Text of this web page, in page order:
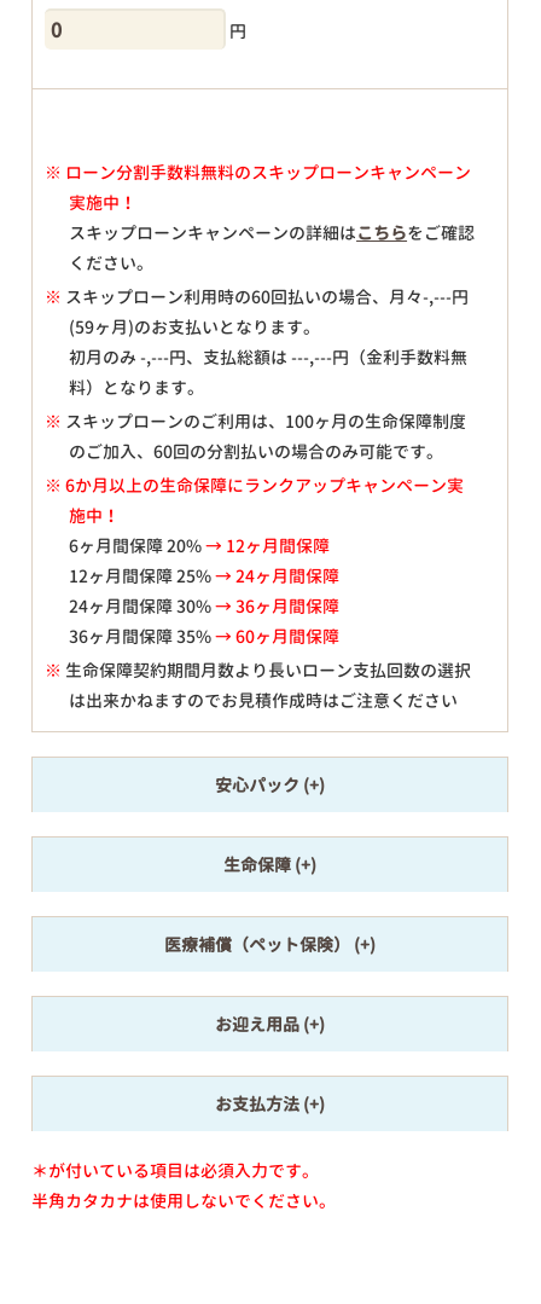
円
※ ローン分割手数料無料のスキップローンキャンペーン
実施中！
スキップローンキャンペーンの詳細はこちらをご確認
ください。
※ スキップローン利用時の60回払いの場合、月々-,---円
(59ヶ月)のお支払いとなります。
初月のみ-,---円、支払総額は---,---円（金利手数料無
料）となります。
※ スキップローンのご利用は、100ヶ月の生命保障制度
のご加入、60回の分割払いの場合のみ可能です。
※ 6か月以上の生命保障にランクアップキャンペーン実
施中！
6ヶ月間保障 20%→ 12ヶ月間保障
12ヶ月間保障 25%→ 24ヶ月間保障
24ヶ月間保障 30%→ 36ヶ月間保障
36ヶ月間保障 35%→ 60ヶ月間保障
※ 生命保障契約期間月数より長いローン支払回数の選択
は出来かねますのでお見積作成時はご注意ください
安心パック
生命保障
医療補償（ペット保険）
お迎え用品
お支払方法
＊が付いている項目は必須入力です。
半角カタカナは使用しないでください。